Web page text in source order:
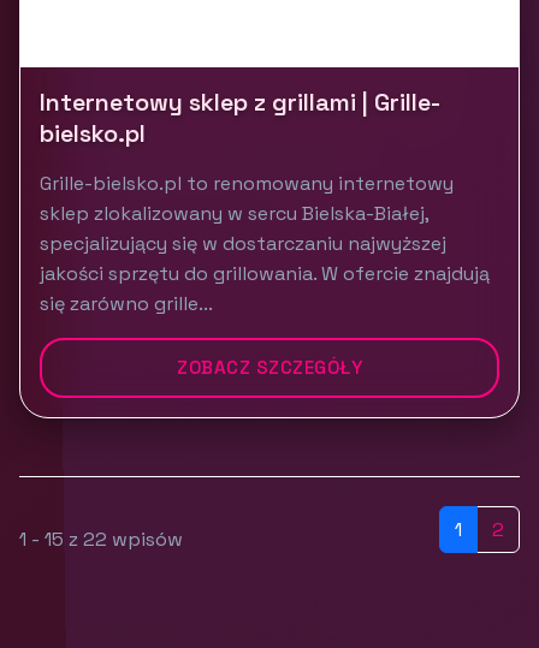
Internetowy sklep z grillami | Grille-
bielsko.pl
Grille-bielsko.pl to renomowany internetowy
sklep zlokalizowany w sercu Bielska-Białej,
specjalizujący się w dostarczaniu najwyższej
jakości sprzętu do grillowania. W ofercie znajdują
się zarówno grille...
ZOBACZ SZCZEGÓŁY
1 - 15 z 22 wpisów 1 2